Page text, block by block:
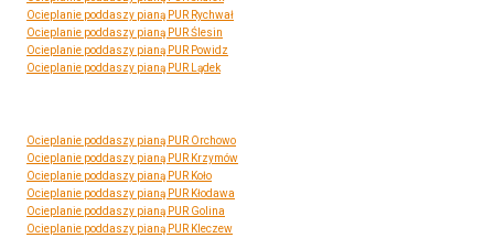
Ocieplanie poddaszy pianą PUR Rychwał
Ocieplanie poddaszy pianą PUR Ślesin
Ocieplanie poddaszy pianą PUR Powidz
Ocieplanie poddaszy pianą PUR Lądek
Ocieplanie poddaszy pianą PUR Orchowo
Ocieplanie poddaszy pianą PUR Krzymów
Ocieplanie poddaszy pianą PUR Koło
Ocieplanie poddaszy pianą PUR Kłodawa
Ocieplanie poddaszy pianą PUR Golina
Ocieplanie poddaszy pianą PUR Kleczew